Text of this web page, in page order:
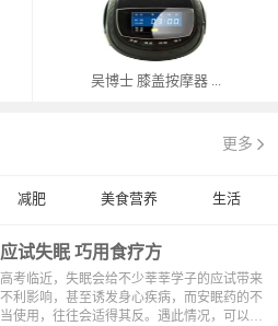
吴博士 膝盖按摩器 ...
更多
减肥 美食营养 生活
应试失眠 巧用食疗方
高考临近，失眠会给不少莘莘学子的应试带来
不利影响，甚至诱发身心疾病，而安眠药的不
当使用，往往会适得其反。遇此情况，可以采